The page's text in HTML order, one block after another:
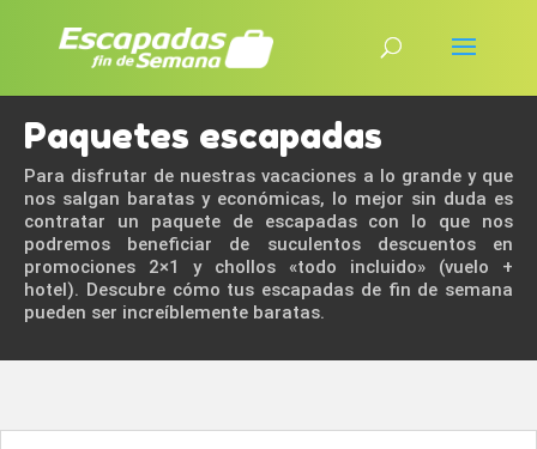
Paquetes escapadas
Para disfrutar de nuestras vacaciones a lo grande y que
nos salgan baratas y económicas, lo mejor sin duda es
contratar un paquete de escapadas con lo que nos
podremos beneficiar de suculentos descuentos en
promociones 2×1 y chollos «todo incluido» (vuelo +
hotel). Descubre cómo tus escapadas de fin de semana
pueden ser increíblemente baratas.